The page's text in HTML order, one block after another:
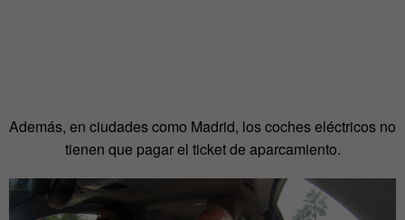
Además, en ciudades como Madrid, los coches eléctricos no
tienen que pagar el ticket de aparcamiento.